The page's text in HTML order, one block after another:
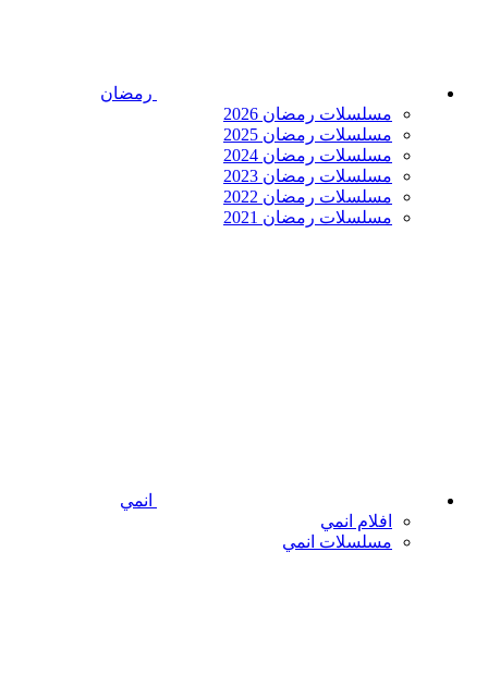
رمضان
مسلسلات رمضان 2026
مسلسلات رمضان 2025
مسلسلات رمضان 2024
مسلسلات رمضان 2023
مسلسلات رمضان 2022
مسلسلات رمضان 2021
انمي
افلام انمي
مسلسلات انمي